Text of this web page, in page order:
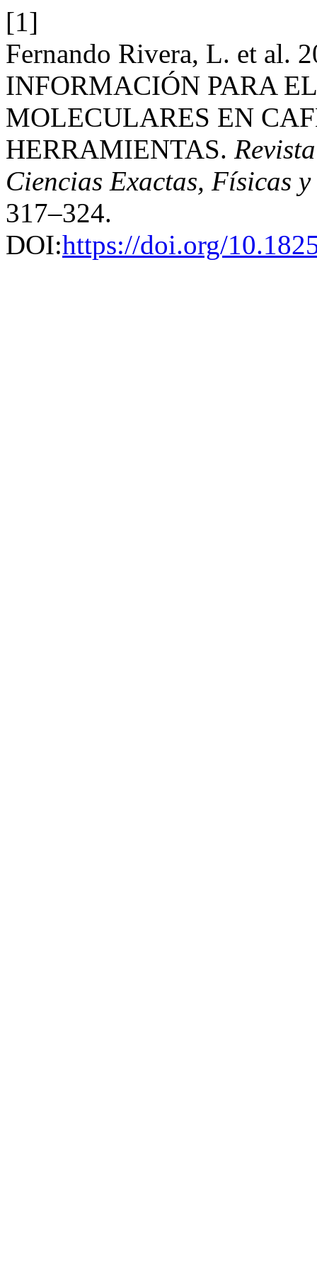
[1]
Fernando Rivera, L. et al.
INFORMACIÓN PARA
MOLECULARES EN
HERRAMIENTAS.
Ciencias Exactas, Físicas
317–324.
DOI:https://doi.org/